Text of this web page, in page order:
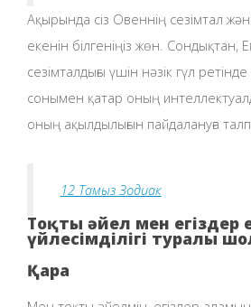
Ақырында сіз Овеннің сезімтал
екенін білгеніңіз жөн. Сондықтан,
сезімталдығы үшін нәзік гүл
сонымен қатар оның
оның ақылдылығын пайдалануға
12 Тамыз Зодиак
Тоқты әйел мен егіздер
үйлесімділігі туралы
Қара